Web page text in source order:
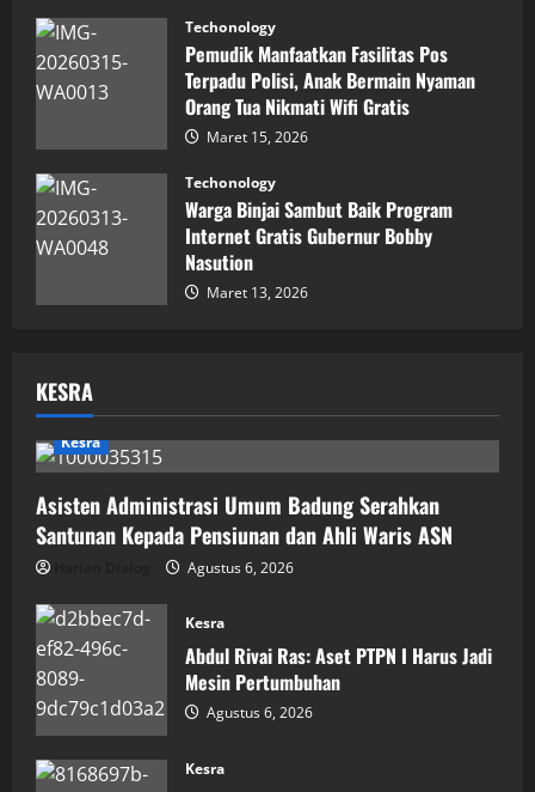
Techonology
Pemudik Manfaatkan Fasilitas Pos
Terpadu Polisi, Anak Bermain Nyaman
Orang Tua Nikmati Wifi Gratis
Maret 15, 2026
Techonology
Warga Binjai Sambut Baik Program
Internet Gratis Gubernur Bobby
Nasution
Maret 13, 2026
KESRA
Kesra
Asisten Administrasi Umum Badung Serahkan
Santunan Kepada Pensiunan dan Ahli Waris ASN
Agustus 6, 2026
Kesra
Abdul Rivai Ras: Aset PTPN I Harus Jadi
Mesin Pertumbuhan
Agustus 6, 2026
Kesra